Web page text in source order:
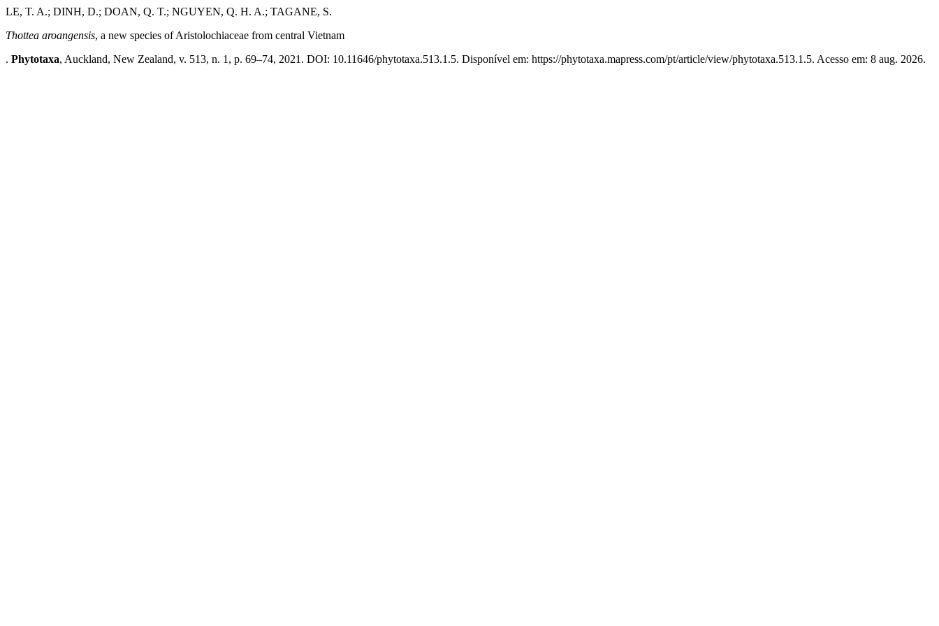
LE, T. A.; DINH, D.; DOAN, Q. T.; NGUYEN, Q. H. A.; TAGANE, S.
Thottea aroangensis, a new species of Aristolochiaceae from central Vietnam
. Phytotaxa, Auckland, New Zealand, v. 513, n. 1, p. 69–74, 2021. DOI: 10.11646/phytotaxa.513.1.5. Disponível em: https://phytotaxa.mapress.com/pt/article/view/phytotaxa.513.1.5. Acesso em: 8 aug. 2026.